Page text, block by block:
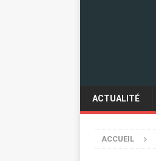
ACTUALITÉ
ACCUEIL